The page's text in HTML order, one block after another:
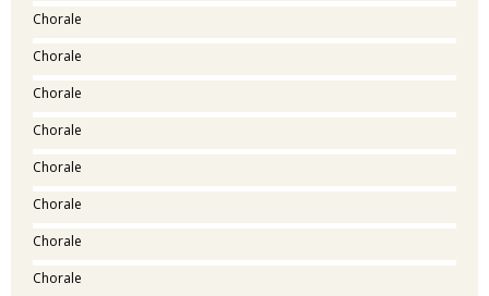
Chorale
Chorale
Chorale
Chorale
Chorale
Chorale
Chorale
Chorale